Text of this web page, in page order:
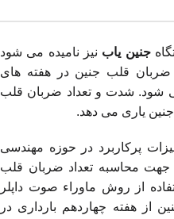
جنین یاب نیز نامیده می شود
قلب جنین در هفته های
شود. شدت و تعداد ضربان قلب
یاری می دهد.
پرکاربرد در حوزه مهندسی
جهت محاسبه تعداد ضربان قلب
از روش ماوراء صوت داپلر
از هفته چهاردهم بارداری در